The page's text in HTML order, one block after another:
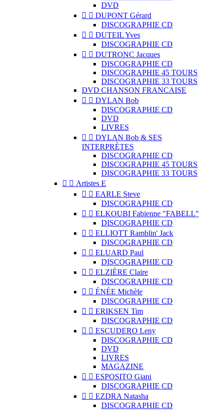
DVD
  DUPONT Gérard
DISCOGRAPHIE CD
  DUTEIL Yves
DISCOGRAPHIE CD
  DUTRONC Jacques
DISCOGRAPHIE CD
DISCOGRAPHIE 45 TOURS
DISCOGRAPHIE 33 TOURS
DVD CHANSON FRANCAISE
  DYLAN Bob
DISCOGRAPHIE CD
DVD
LIVRES
  DYLAN Bob & SES
INTERPRÈTES
DISCOGRAPHIE CD
DISCOGRAPHIE 45 TOURS
DISCOGRAPHIE 33 TOURS
  Artistes E
  EARLE Steve
DISCOGRAPHIE CD
  ELKOUBI Fabienne "FABELL"
DISCOGRAPHIE CD
  ELLIOTT Ramblin' Jack
DISCOGRAPHIE CD
  ELUARD Paul
DISCOGRAPHIE CD
  ELZIÈRE Claire
DISCOGRAPHIE CD
  ÉNÉE Michèle
DISCOGRAPHIE CD
  ERIKSEN Tim
DISCOGRAPHIE CD
  ESCUDERO Leny
DISCOGRAPHIE CD
DVD
LIVRES
MAGAZINE
  ESPOSITO Giani
DISCOGRAPHIE CD
  EZDRA Natasha
DISCOGRAPHIE CD